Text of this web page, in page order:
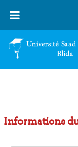
Informations